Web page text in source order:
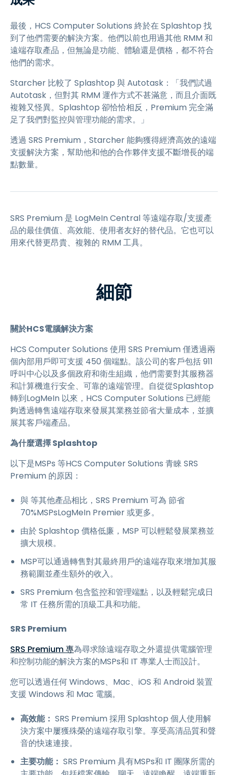
最後，HCS Computer Solutions 終於在 Splashtop 找
到了他們需要的解決方案。他們以前也用過其他 RMM 和
遠端存取產品，但無論是功能、體驗還是價格，都不符合
他們的需求。
Starcher 比較了 Splashtop 與 Autotask：「我們試過
Autotask，但對其 RMM 運作方式不甚滿意，而且介面既
複雜又怪異。Splashtop 卻恰恰相反，Premium 完全滿
足了我們對監控與管理功能的需求。」
透過 SRS Premium，Starcher 能夠獲得經濟高效的遠端
支援解決方案，幫助他和他的合作夥伴支援不斷增長的端
點數量。
SRS Premium 是 LogMeIn Central 等遠端存取/支援產
品的最佳價值、高效能、使用者友好的替代品。它也可以
用來代替更昂貴、複雜的 RMM 工具。
細節
關於HCS電腦解決方案
HCS Computer Solutions 使用 SRS Premium 僅透過兩
個內部用戶即可支援 450 個端點。該公司的客戶包括 911
呼叫中心以及多個政府和衛生組織，他們需要對其服務器
和計算機進行安全、可靠的遠端管理。自從從Splashtop
轉到LogMeIn 以來，HCS Computer Solutions 已經能
夠透過轉售遠端存取來發展其業務並節省大量成本，並擴
展其客戶端產品。
為什麼選擇 Splashtop
以下是MSPs 等HCS Computer Solutions 青睞 SRS
Premium 的原因：
與 等其他產品相比，SRS Premium 可為 節省
70%MSPsLogMeIn Premier 或更多。
由於 Splashtop 價格低廉，MSP 可以輕鬆發展業務並
擴大規模。
MSP可以通過轉售對其最終用戶的遠端存取來增加其服
務範圍並產生額外的收入。
SRS Premium 包含監控和管理端點，以及輕鬆完成日
常 IT 任務所需的頂級工具和功能。
SRS Premium
SRS Premium 專為尋求除遠端存取之外還提供電腦管理
和控制功能的解決方案的MSPs和 IT 專業人士而設計。
您可以透過任何 Windows、Mac、iOS 和 Android 裝置
支援 Windows 和 Mac 電腦。
高效能： SRS Premium 採用 Splashtop 個人使用解
決方案中屢獲殊榮的遠端存取引擎。享受高清品質和聲
音的快速連接。
主要功能： SRS Premium 具有MSPs和 IT 團隊所需的